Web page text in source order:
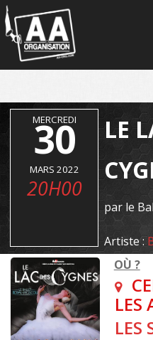
Panneau de gestion des cookies
MERCREDI
30
MARS 2022
20H00
LE
par le
Artiste :
OÙ ?
LES
LES